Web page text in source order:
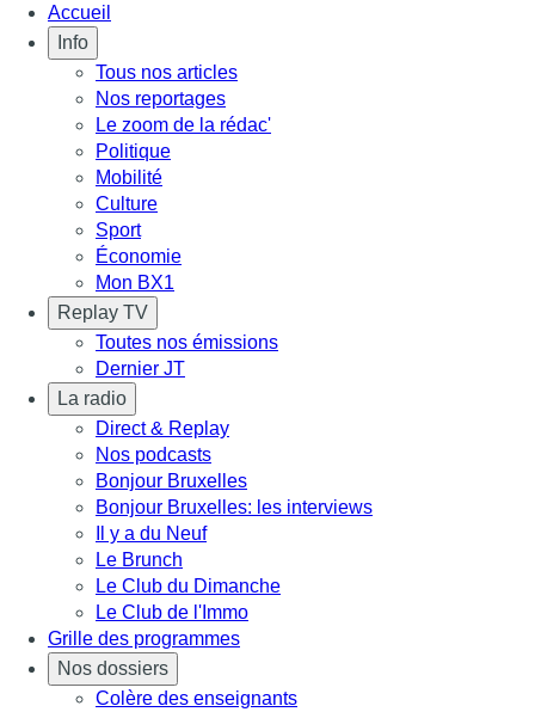
Accueil
Info
Tous nos articles
Nos reportages
Le zoom de la rédac'
Politique
Mobilité
Culture
Sport
Économie
Mon BX1
Replay TV
Toutes nos émissions
Dernier JT
La radio
Direct & Replay
Nos podcasts
Bonjour Bruxelles
Bonjour Bruxelles: les interviews
Il y a du Neuf
Le Brunch
Le Club du Dimanche
Le Club de l'Immo
Grille des programmes
Nos dossiers
Colère des enseignants